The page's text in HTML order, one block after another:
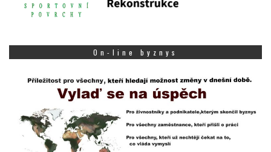
On-line byznys